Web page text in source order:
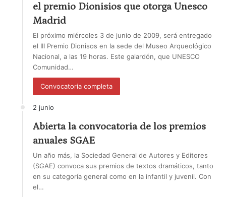
el premio Dionisios que otorga Unesco
Madrid
El próximo miércoles 3 de junio de 2009, será entregado
el III Premio Dionisos en la sede del Museo Arqueológico
Nacional, a las 19 horas. Este galardón, que UNESCO
Comunidad…
Convocatoria completa
2 junio
Abierta la convocatoria de los premios
anuales SGAE
Un año más, la Sociedad General de Autores y Editores
(SGAE) convoca sus premios de textos dramáticos, tanto
en su categoría general como en la infantil y juvenil. Con
el…